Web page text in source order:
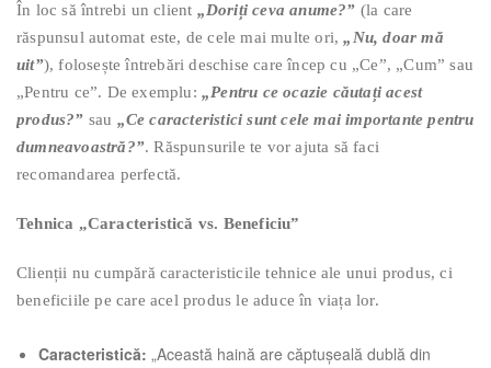
În loc să întrebi un client „Doriți ceva anume?” (la care
răspunsul automat este, de cele mai multe ori,„Nu, doar mă
uit”), folosește întrebări deschise care încep cu „Ce”, „Cum” sau
„Pentru ce”. De exemplu: „Pentru ce ocazie căutați acest
produs?” sau „Ce caracteristici sunt cele mai importante pentru
dumneavoastră?”. Răspunsurile te vor ajuta să faci
recomandarea perfectă.
Tehnica „Caracteristică vs. Beneficiu”
Clienții nu cumpără caracteristicile tehnice ale unui produs, ci
beneficiile pe care acel produs le aduce în viața lor.
Caracteristică: „Această haină are căptușeală dublă din